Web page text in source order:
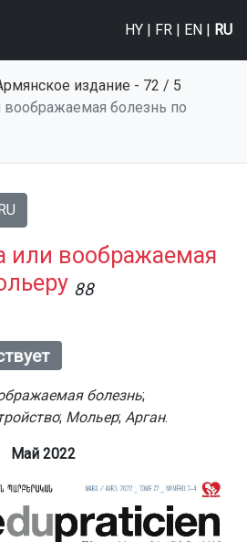
HY | FR | EN | RU
изданиe - 72 / 5
воображаемая болезнь по
или воображаемая
88
болезнь;
; Мольер; Арган.
Май 2022